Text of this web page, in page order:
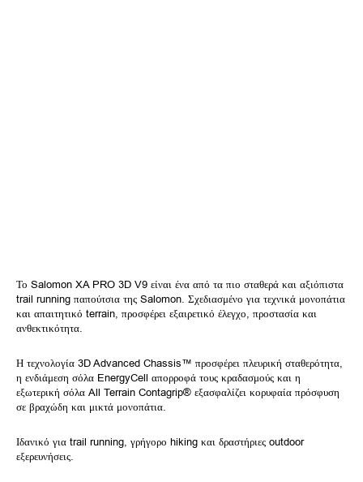
Το Salomon XA PRO 3D V9 είναι ένα από τα πιο σταθερά και αξιόπιστα
trail running παπούτσια της Salomon. Σχεδιασμένο για τεχνικά μονοπάτια
και απαιτητικό terrain, προσφέρει εξαιρετικό έλεγχο, προστασία και
ανθεκτικότητα.
Η τεχνολογία 3D Advanced Chassis™ προσφέρει πλευρική σταθερότητα,
η ενδιάμεση σόλα EnergyCell απορροφά τους κραδασμούς και η
εξωτερική σόλα All Terrain Contagrip® εξασφαλίζει κορυφαία πρόσφυση
σε βραχώδη και μικτά μονοπάτια.
Ιδανικό για trail running, γρήγορο hiking και δραστήριες outdoor
εξερευνήσεις.